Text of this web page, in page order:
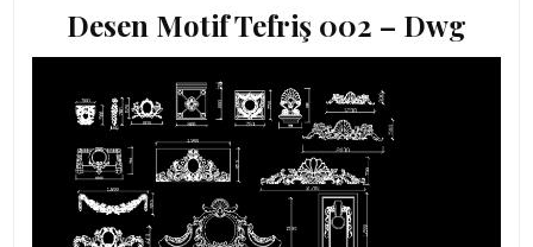
Desen Motif Tefriş 002 – Dwg